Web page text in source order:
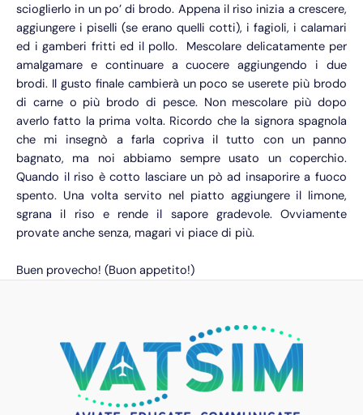
scioglierlo in un po’ di brodo. Appena il riso inizia a crescere,
aggiungere i piselli (se erano quelli cotti), i fagioli, i calamari
ed i gamberi fritti ed il pollo. Mescolare delicatamente per
amalgamare e continuare a cuocere aggiungendo i due
brodi. Il gusto finale cambierà un poco se userete più brodo
di carne o più brodo di pesce. Non mescolare più dopo
averlo fatto la prima volta. Ricordo che la signora spagnola
che mi insegnò a farla copriva il tutto con un panno
bagnato, ma noi abbiamo sempre usato un coperchio.
Quando il riso è cotto lasciare un pò ad insaporire a fuoco
spento. Una volta servito nel piatto aggiungere il limone,
sgrana il riso e rende il sapore gradevole. Ovviamente
provate anche senza, magari vi piace di più.
Buen provecho! (Buon appetito!)